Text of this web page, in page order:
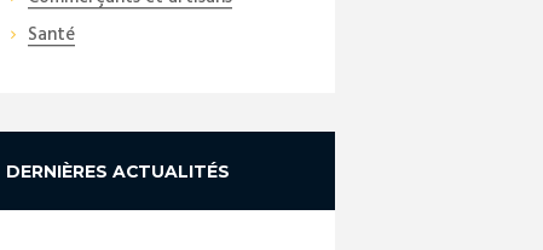
Santé
DERNIÈRES ACTUALITÉS